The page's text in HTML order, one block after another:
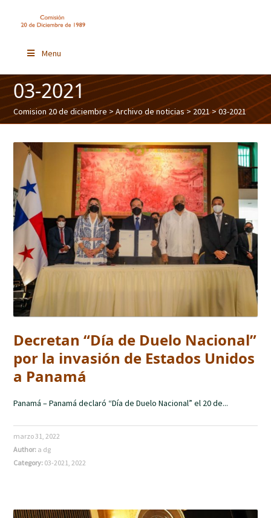
Menu
03-2021
Comision 20 de diciembre >Archivo de noticias>2021> 03-2021
Decretan “Día de Duelo Nacional”
por la invasión de Estados Unidos
a Panamá
Panamá – Panamá declaró “Día de Duelo Nacional” el 20 de...
marzo 31, 2022
Author: a dg
Category: 03-2021 ,2022